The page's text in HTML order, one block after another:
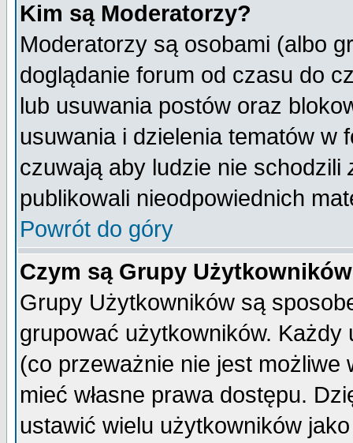
Kim są Moderatorzy?
Moderatorzy są osobami (albo
doglądanie forum od czasu do
lub usuwania postów oraz
usuwania i dzielenia tematów w
czuwają aby ludzie nie schodzili
publikowali nieodpowiednich
Powrót do góry
Czym są Grupy
Grupy Użytkowników są
grupować użytkowników.
(co przeważnie nie jest
mieć własne prawa dostępu.
ustawić wielu użytkowników